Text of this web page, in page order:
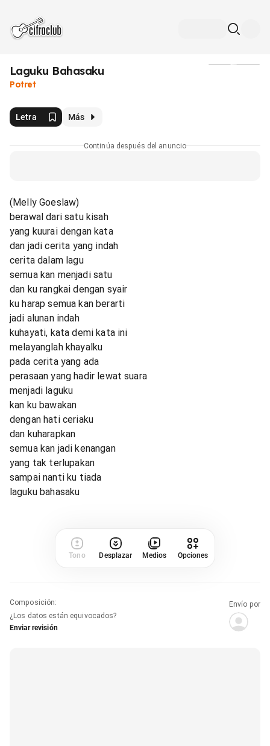
Laguku Bahasaku
Potret
Letra Más
Continúa después del anuncio
(Melly Goeslaw)
berawal dari satu kisah
yang kuurai dengan kata
dan jadi cerita yang indah
cerita dalam lagu
semua kan menjadi satu
dan ku rangkai dengan syair
ku harap semua kan berarti
jadi alunan indah
kuhayati, kata demi kata ini
melayanglah khayalku
pada cerita yang ada
perasaan yang hadir lewat suara
menjadi laguku
kan ku bawakan
dengan hati ceriaku
dan kuharapkan
semua kan jadi kenangan
yang tak terlupakan
sampai nanti ku tiada
laguku bahasaku
Tono Desplazar Medios Opciones
Composición:
¿Los datos están equivocados?
Enviar revisión
Envío por